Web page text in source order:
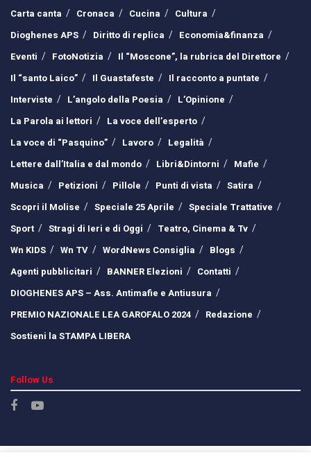
Carta canta
Cronaca Cucina
Cultura
Dioghenes APS
Diritto di replica
Economia&finanza
Eventi
FotoNotizia
Il “Moscone”, la rubrica del Direttore
Il “santo Laico”
Il Guastafeste
Il racconto a puntate
Interviste
L’angolo della Poesia
L’Opinione
La Parola ai lettori
La voce dell’esperto
La voce di “Pasquino”
Lavoro
Legalità
Lettere dall’Italia e dal mondo
Libri&Dintorni
Mafie
Musica
Petizioni Pillole Punti di vista
Satira
Scopri il Molise
Speciale 25 Aprile
Speciale Trattative
Sport
Stragi di Ieri e di Oggi
Teatro, Cinema & Tv
Wn KIDS
Wn TV WordNews Consiglia
Blogs
Agenti pubblicitari
BANNER Elezioni
Contatti
DIOGHENES APS – Ass. Antimafie e Antiusura
PREMIO NAZIONALE LEA GAROFALO 2024
Redazione
Sostieni la STAMPA LIBERA
Follow Us